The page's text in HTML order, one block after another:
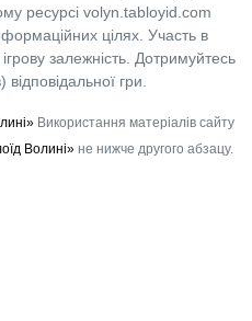
ресурсі volyn.tabloyid.com
цілях. Участь в
залежність. Дотримуйтесь
гри.
Використання матеріалів сайту
Волині»не нижче другого абзацу.